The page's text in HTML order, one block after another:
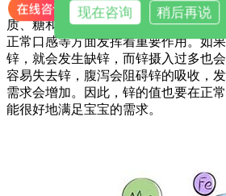
锌参与人体内200多种含锌酶的形
质、糖和骨钙的代谢，在促进人体生
正常口感等方面发挥着重要作用。如
锌，就会发生缺锌，而锌摄入过多也
容易失去锌，腹泻会阻碍锌的吸收，
需求会增加。因此，锌的值也要在正
能很好地满足宝宝的需求。
现在咨询 稍后再说